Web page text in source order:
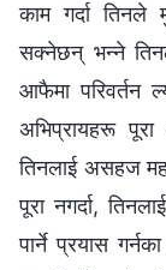
काम गर्दा तिनले
सक्‍नेछन् भन्‍ने
आफैमा परिवर्तन
अभिप्रायहरू
तिनलाई असहज
पूरा नगर्दा,
पार्ने प्रयास